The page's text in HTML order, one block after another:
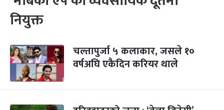
नियुक्त
चल्तापुर्जा ५ कलाकार, जसले १०
वर्षअघि एकैदिन करियर थाले